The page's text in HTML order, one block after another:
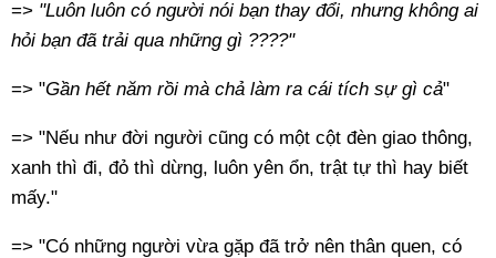
=> "Luôn luôn có người nói bạn thay đổi, nhưng không ai
hỏi bạn đã trải qua những gì ????"
=> "Gần hết năm rồi mà chả làm ra cái tích sự gì cả"
=> "Nếu như đời người cũng có một cột đèn giao thông,
xanh thì đi, đỏ thì dừng, luôn yên ổn, trật tự thì hay biết
mấy."
=> "Có những người vừa gặp đã trở nên thân quen, có